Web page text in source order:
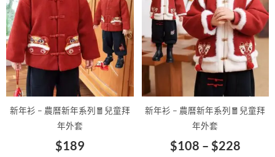
新年衫 – 農曆新年系列🧧兒童拜
年外套
$189
款
式。
可
在
頁
面
選
新年衫 – 農曆新年系列🧧兒童拜
年外套
$108 – $228
到
$228
種
款
式。
可
在
產
頁
面
選